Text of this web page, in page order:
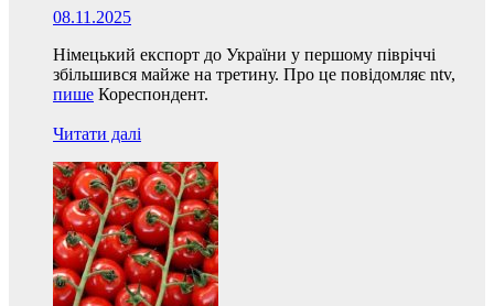
08.11.2025
Німецький експорт до України у першому півріччі
збільшився майже на третину. Про це повідомляє ntv,
пише Кореспондент.
Читати далі